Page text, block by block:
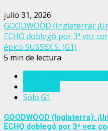
julio 31, 2026
GOODWOOD (Inglaterra):
ECHO doblegó por 3ª vez
épico SUSSEX S. (G1)
5 min de lectura
Sólo G1
GOODWOOD (Inglaterra):
ECHO doblegó por 3ª vez